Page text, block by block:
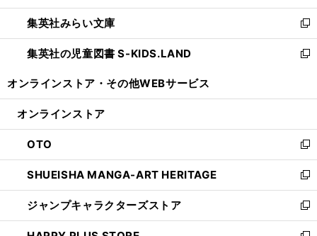
開
く
ウ
で
開
く
ン
ド
ウ
で
ウ
ィ
ン
ド
開
集英社みらい文庫
新
し
い
ン
ウ
で
開
く
集英社の児童図書 S-KIDS.LAND
新
ウ
ン
ド
ウ
で
開
く
オンラインストア・ その他WEBサービス
オンラインストア
OTO
新
し
い
ウ
ィ
ン
SHUEISHA MANGA-ART HERITAGE
新
し
い
ウ
ジャンプキャラクターズストア
新
し